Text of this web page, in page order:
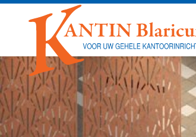
Overslaan en naar de inhoud gaan